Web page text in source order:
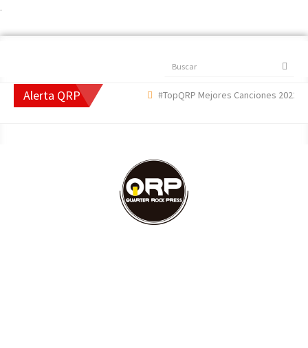
.
Buscar
Alerta QRP #TopQRP Mejores Canciones 2022